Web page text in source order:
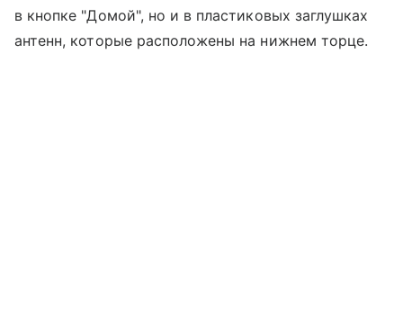
в кнопке "Домой", но и в пластиковых заглушках
антенн, которые расположены на нижнем торце.